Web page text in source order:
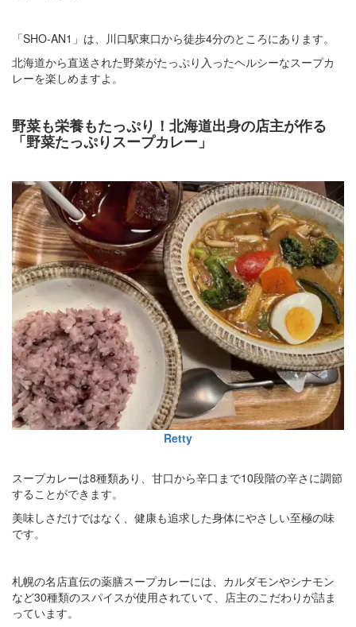
「SHO-AN1」は、川口駅東口から徒歩4分のところにあります。
北海道から直送された野菜がたっぷり入ったヘルシーなスープカ
レーを楽しめますよ。
野菜も栄養もたっぷり！北海道出身の店主が作る
「野菜たっぷりスープカレー」
Retty
スープカレーは8種類あり、甘口から辛口まで10段階の辛さに調節
することができます。
美味しさだけではなく、健康も追求した身体にやさしい至極の味
です。
札幌の名店直伝の薬膳スープカレーには、カルダモンやシナモン
など30種類のスパイスが使用されていて、店主のこだわりが詰ま
っています。